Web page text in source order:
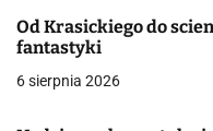
w
p
Od Krasickiego do
fantastyki
6 sierpnia 2026